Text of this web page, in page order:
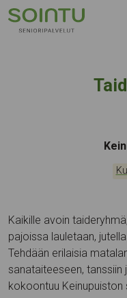
Hyppää sisältöön
Kaikille avoin
pajoissa lauletaan,
Tehdään erilaisia
sanataiteeseen,
kokoontuu Keinupuiston